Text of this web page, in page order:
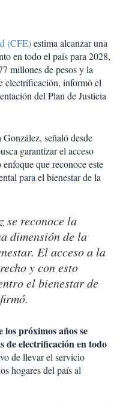
(CFE)estima alcanzar una
en todo el país para 2028,
millones de pesos y la
electrificación, informó el
del Plan de Justicia
señaló desde
garantizar el acceso
que reconoce este
para el bienestar de la
se reconoce la
dimensión de la
El acceso a la
y con esto
el bienestar de
los próximos años se
de electrificación en todo
de llevar el servicio
hogares del país al